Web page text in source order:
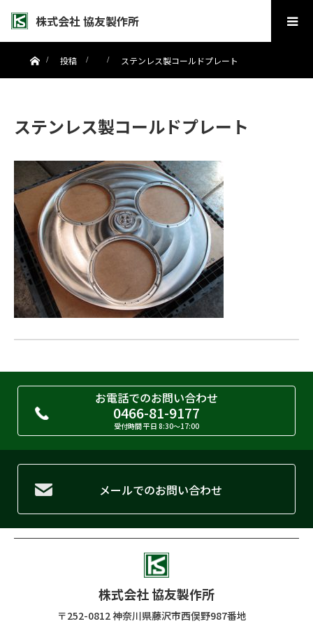
株式会社 協友製作所
ホーム投稿 ステンレス製コールドプレート
ステンレス製コールドプレート
お電話でのお問い合わせ
0466-81-9177
受付時間 平日 8:30〜17:00
メールでのお問い合わせ
株式会社 協友製作所
〒252-0812 神奈川県藤沢市西俣野987番地